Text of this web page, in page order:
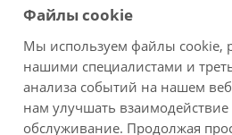
+7 (8482) 622-122
г. Тольятти, ул.
этаж,
Файлы cookie
Мы используем файлы cookie,
нашими специалистами и
анализа событий на нашем
нам улучшать
обслуживание. Продолжая